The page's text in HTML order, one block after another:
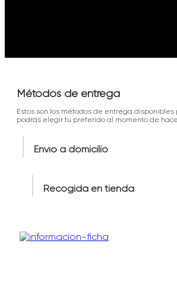
Métodos de entrega
Estos son los métodos de entrega disponibles
podrás elegir tu preferido al momento de
Envío a domicilio
Recogida en tienda